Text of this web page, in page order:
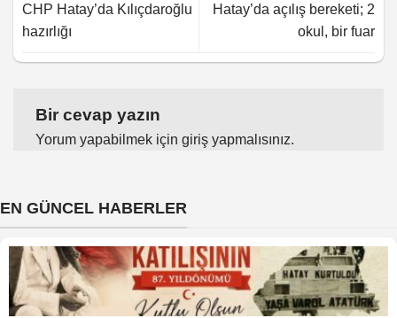
CHP Hatay’da Kılıçdaroğlu
hazırlığı
Hatay’da açılış bereketi; 2
okul, bir fuar
Bir cevap yazın
Yorum yapabilmek için giriş yapmalısınız.
EN GÜNCEL HABERLER